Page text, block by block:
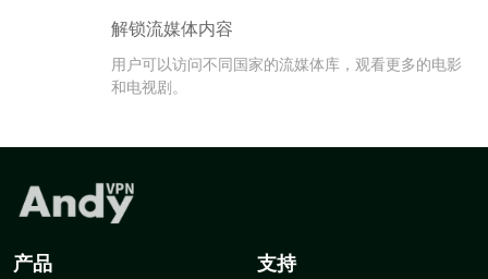
解锁流媒体内容
用户可以访问不同国家的流媒体库，观看更多的电影
和电视剧。
产品 支持